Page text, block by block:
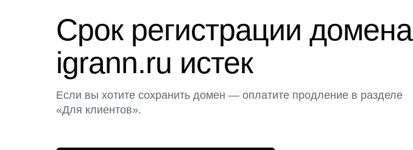
Срок регистрации домена
igrann.ru истек
Если вы хотите сохранить домен — оплатите продление в разделе
«Для клиентов».